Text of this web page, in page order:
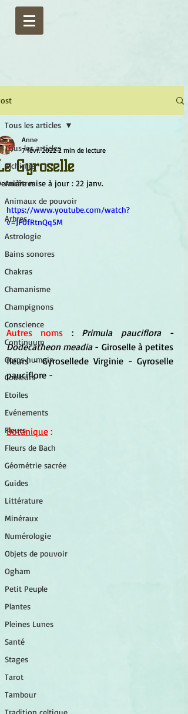
Tous les articles
Alchimie
Ancêtres
Animaux de pouvoir
Arbres
Astrologie
Bains sonores
Chakras
Chamanisme
Champignons
Conscience
Continuum
Corps humain
Couleurs
Etoiles
Evénements
Fleurs
Fleurs de Bach
Géométrie sacrée
Guides
Littérature
Minéraux
Numérologie
Objets de pouvoir
Ogham
Petit Peuple
Plantes
Pleines Lunes
Santé
Stages
Tarot
Tambour
Tradition celtique
Tous les articles
Gyroselle
Anne
7 févr. 2022 2 min de lecture
mise à jour : 22 janv.
https://www.youtube.com/watch?
v=JF0fRtnQq5M
Autres noms : Primula pauciflora -
Dodecatheon meadia - Giroselle à petites
fleurs - Gyrosellede Virginie - Gyroselle
pauciflore -
Botanique :